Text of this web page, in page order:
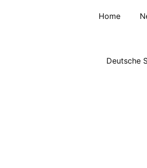
Home
Deutsche